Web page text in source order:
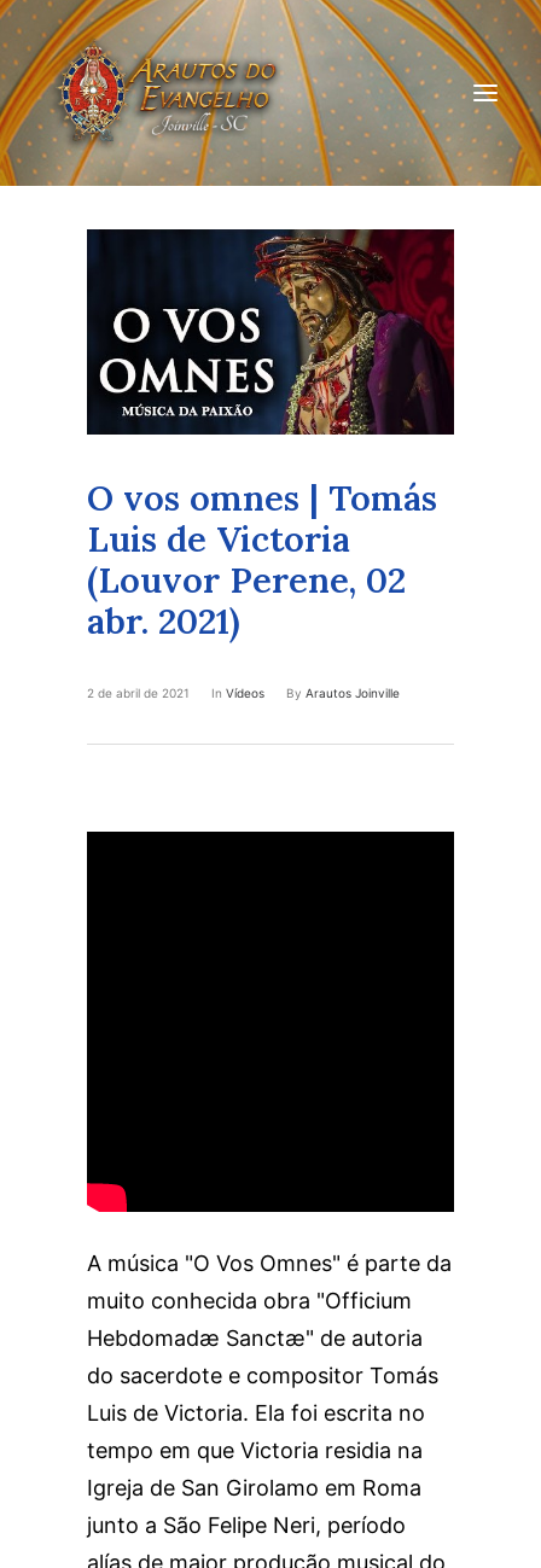
ARAUTOS JOINVILLE
CURSOS ON-LINE
O vos omnes | Tomás
Luis de Victoria
(Louvor Perene, 02
abr. 2021)
2 de abril de 2021 In Vídeos By Arautos Joinville
A música "O Vos Omnes" é parte da
muito conhecida obra "Officium
Hebdomadæ Sanctæ" de autoria
do sacerdote e compositor Tomás
Luis de Victoria. Ela foi escrita no
tempo em que Victoria residia na
Igreja de San Girolamo em Roma
junto a São Felipe Neri, período
alías de maior produção musical do